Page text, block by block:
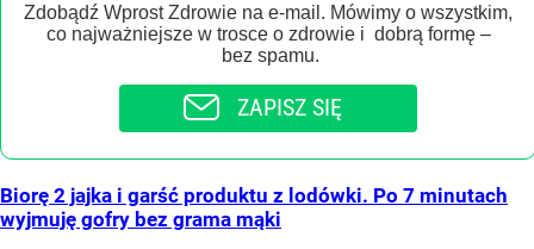
Zdobądź Wprost Zdrowie na e-mail. Mówimy o wszystkim,
co najważniejsze w trosce o zdrowie i dobrą formę –
bez spamu.
ZAPISZ SIĘ
Biorę 2 jajka i garść produktu z lodówki. Po 7 minutach
wyjmuję gofry bez grama mąki